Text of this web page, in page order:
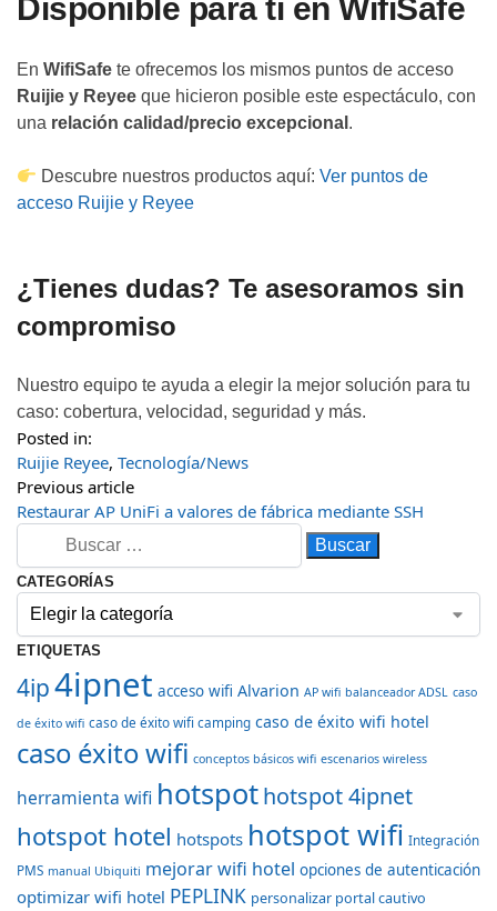
Disponible para ti en WifiSafe
En WifiSafe te ofrecemos los mismos puntos de acceso
Ruijie y Reyee que hicieron posible este espectáculo, con
una relación calidad/precio excepcional .
Descubre nuestros productos aquí:Ver puntos de
acceso Ruijie y Reyee
¿Tienes dudas? Te asesoramos sin
compromiso
Nuestro equipo te ayuda a elegir la mejor solución para tu
caso: cobertura, velocidad, seguridad y más.
Posted in:
Ruijie Reyee, Tecnología/News
Previous article
Restaurar AP UniFi a valores de fábrica mediante SSH
CATEGORÍAS
ETIQUETAS
4ip4ipnet acceso wifi Alvarion AP wifi balanceador ADSL caso
de éxito wifi caso de éxito wifi camping caso de éxito wifi hotel
caso éxito wifi conceptos básicos wifi escenarios wireless
herramienta wifi hotspothotspot 4ipnet
hotspot hotel hotspots hotspot wifi Integración
PMS manual Ubiquiti mejorar wifi hotel opciones de autenticación
optimizar wifi hotel PEPLINK personalizar portal cautivo